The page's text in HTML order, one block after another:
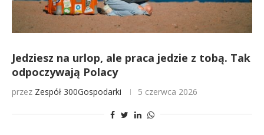
Jedziesz na urlop, ale praca jedzie z tobą. Tak
odpoczywają Polacy
przez Zespół 300Gospodarki 5 czerwca 2026